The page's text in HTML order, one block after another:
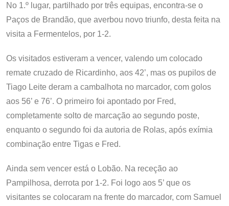
No 1.º lugar, partilhado por três equipas, encontra-se o
Paços de Brandão, que averbou novo triunfo, desta feita na
visita a Fermentelos, por 1-2.
Os visitados estiveram a vencer, valendo um colocado
remate cruzado de Ricardinho, aos 42’, mas os pupilos de
Tiago Leite deram a cambalhota no marcador, com golos
aos 56’ e 76’. O primeiro foi apontado por Fred,
completamente solto de marcação ao segundo poste,
enquanto o segundo foi da autoria de Rolas, após exímia
combinação entre Tigas e Fred.
Ainda sem vencer está o Lobão. Na receção ao
Pampilhosa, derrota por 1-2. Foi logo aos 5’ que os
visitantes se colocaram na frente do marcador, com Samuel